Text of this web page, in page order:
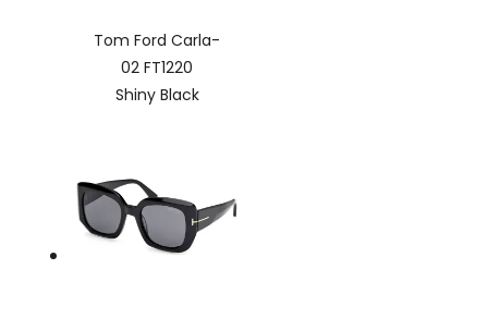
Tom Ford Carla-
02 FT1220
Shiny Black